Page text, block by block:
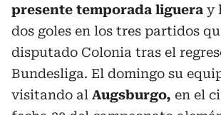
presente temporada liguera y
dos goles en los tres partidos
disputado Colonia tras el
Bundesliga. El domingo su
visitando al Augsburgo, en el